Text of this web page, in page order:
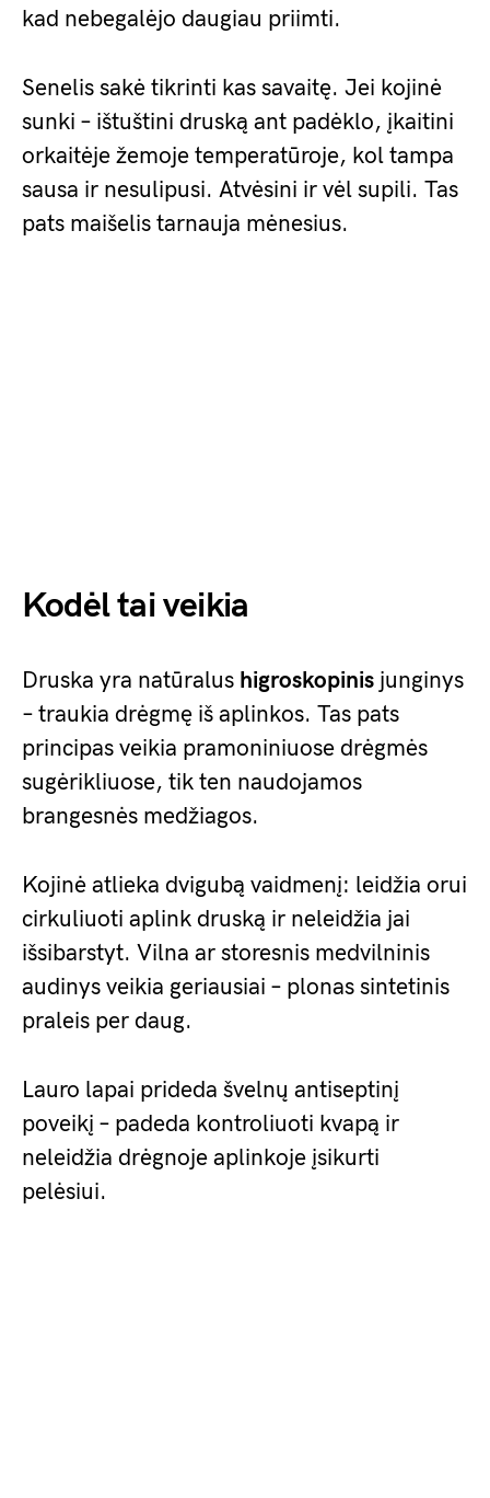
kad nebegalėjo daugiau priimti.
Senelis sakė tikrinti kas savaitę. Jei kojinė
sunki – ištuštini druską ant padėklo, įkaitini
orkaitėje žemoje temperatūroje, kol tampa
sausa ir nesulipusi. Atvėsini ir vėl supili. Tas
pats maišelis tarnauja mėnesius.
Kodėl tai veikia
Druska yra natūralus higroskopinis junginys
– traukia drėgmę iš aplinkos. Tas pats
principas veikia pramoniniuose drėgmės
sugėrikliuose, tik ten naudojamos
brangesnės medžiagos.
Kojinė atlieka dvigubą vaidmenį: leidžia orui
cirkuliuoti aplink druską ir neleidžia jai
išsibarstyt. Vilna ar storesnis medvilninis
audinys veikia geriausiai – plonas sintetinis
praleis per daug.
Lauro lapai prideda švelnų antiseptinį
poveikį – padeda kontroliuoti kvapą ir
neleidžia drėgnoje aplinkoje įsikurti
pelėsiui.